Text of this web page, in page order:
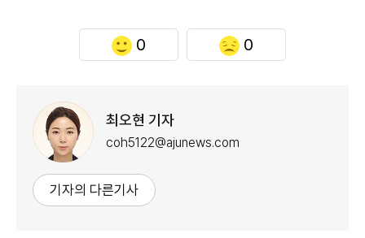
0 0
최오현 기자
coh5122@ajunews.com
기자의 다른기사